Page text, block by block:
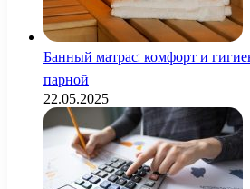
Банный матрас: комфорт и
парной
22.05.2025